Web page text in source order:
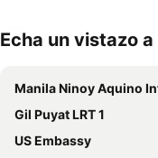
Echa un vistazo
Manila Ninoy Aquino International
Gil Puyat LRT 1
US Embassy